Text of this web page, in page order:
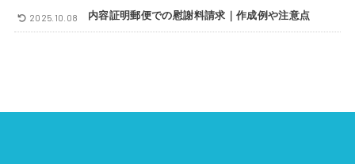
内容証明郵便での慰謝料請求｜作成例や注意点
2025.10.08